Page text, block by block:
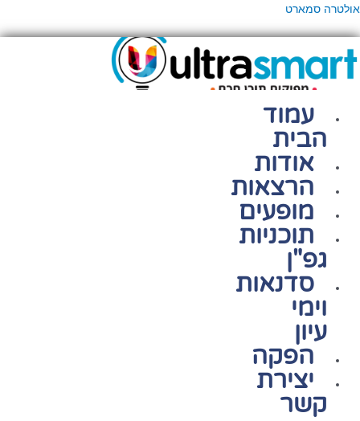
דילוג
אולטרה סמארט
תפריט
עמוד
הבית
אודות
הרצאות
מופעים
תוכניות
גפ"ן
סדנאות
וימי
עיון
הפקה
יצירת
קשר